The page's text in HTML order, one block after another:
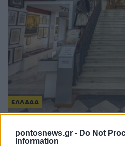
pontosnews.gr - Do Not
Information
ΕΛΛΑΔΑ
«Επανάσταση 1821: Ο Αγώνας
Μεγάλη έκθεση κειμηλίων του